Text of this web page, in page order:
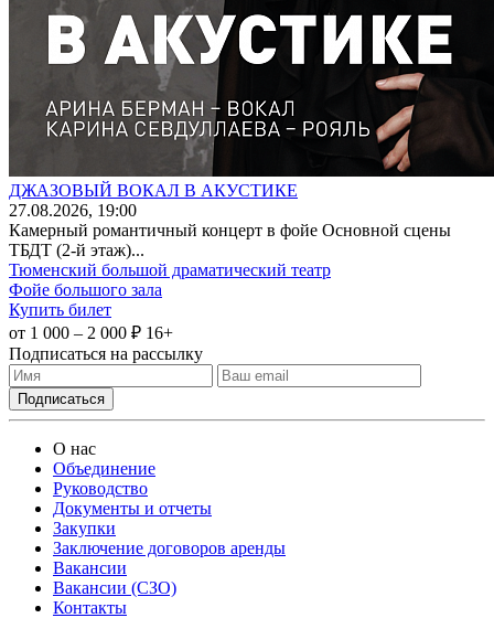
ДЖАЗОВЫЙ ВОКАЛ В АКУСТИКЕ
27.08.2026, 19:00
Камерный романтичный концерт в фойе Основной сцены
ТБДТ (2-й этаж)...
Тюменский большой драматический театр
Фойе большого зала
Купить билет
от 1 000 – 2 000 ₽ 16+
Подписаться на рассылку
О нас
Объединение
Руководство
Документы и отчеты
Закупки
Заключение договоров аренды
Вакансии
Вакансии (СЗО)
Контакты